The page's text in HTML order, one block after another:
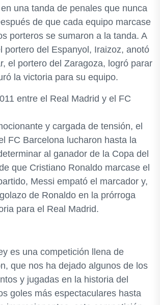
una tanda de penales que nunca
de que cada equipo marcase
porteros se sumaron a la tanda. A
portero del Espanyol, Iraizoz, anotó
el portero del Zaragoza, logró parar
la victoria para su equipo.
entre el Real Madrid y el FC
y cargada de tensión, el
FC Barcelona lucharon hasta la
al ganador de la Copa del
que Cristiano Ronaldo marcase el
Messi empató el marcador y,
de Ronaldo en la prórroga
para el Real Madrid.
es una competición llena de
que nos ha dejado algunos de los
y jugadas en la historia del
goles más espectaculares hasta